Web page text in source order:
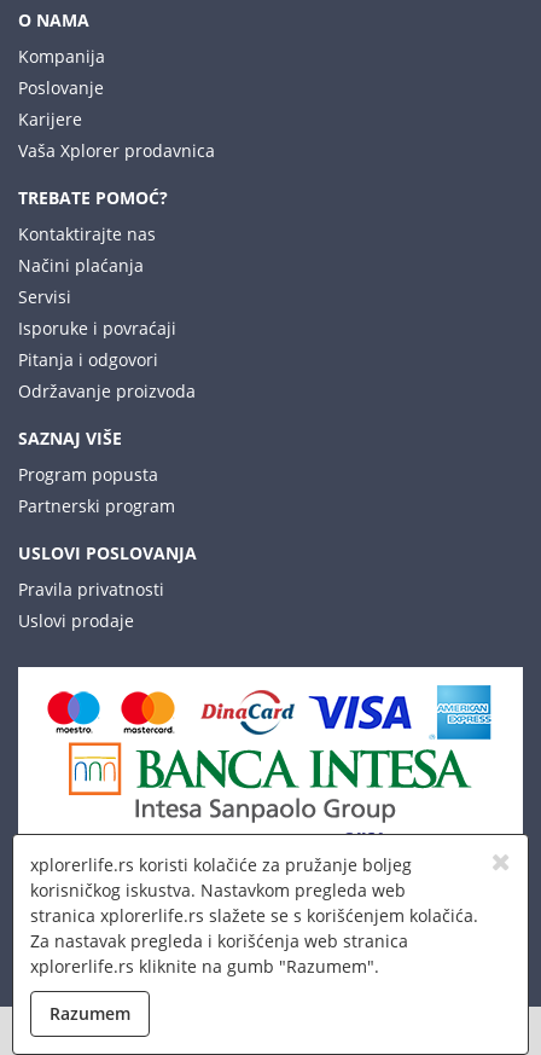
xplorerlife.rs koristi kolačiće za pružanje boljeg
korisničkog iskustva. Nastavkom pregleda web
stranica xplorerlife.rs slažete se s korišćenjem kolačića.
Za nastavak pregleda i korišćenja web stranica
xplorerlife.rs kliknite na gumb "Razumem".
Razumem
O NAMA
Kompanija
Poslovanje
Karijere
Vaša Xplorer prodavnica
TREBATE POMOĆ?
Kontaktirajte nas
Načini plaćanja
Servisi
Isporuke i povraćaji
Pitanja i odgovori
Održavanje proizvoda
SAZNAJ VIŠE
Program popusta
Partnerski program
USLOVI POSLOVANJA
Pravila privatnosti
Uslovi prodaje
© 2026 Xplorer LLC